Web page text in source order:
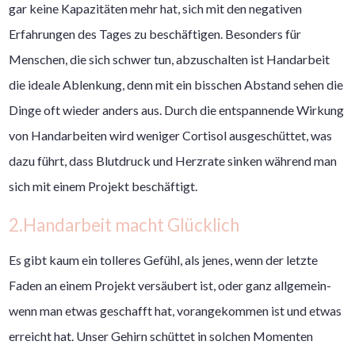
gar keine Kapazitäten mehr hat, sich mit den negativen
Erfahrungen des Tages zu beschäftigen. Besonders für
Menschen, die sich schwer tun, abzuschalten ist Handarbeit
die ideale Ablenkung, denn mit ein bisschen Abstand sehen die
Dinge oft wieder anders aus. Durch die entspannende Wirkung
von Handarbeiten wird weniger Cortisol ausgeschüttet, was
dazu führt, dass Blutdruck und Herzrate sinken während man
sich mit einem Projekt beschäftigt.
2.Handarbeit macht Glücklich
Es gibt kaum ein tolleres Gefühl, als jenes, wenn der letzte
Faden an einem Projekt versäubert ist, oder ganz allgemein-
wenn man etwas geschafft hat, vorangekommen ist und etwas
erreicht hat. Unser Gehirn schüttet in solchen Momenten